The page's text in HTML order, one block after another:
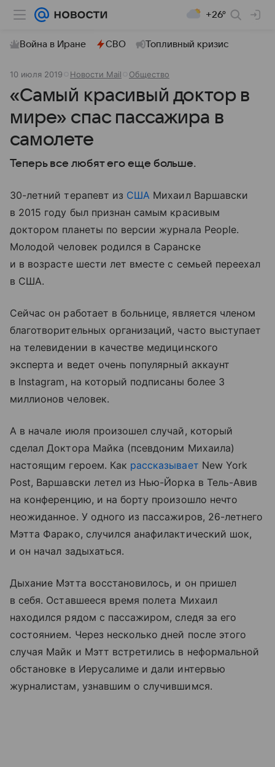
+26°
Война в Иране СВО Топливный кризис
10 июля 2019 Новости Mail Общество
«Самый красивый доктор в
мире» спас пассажира в
самолете
Теперь все любят его еще больше.
30-летний терапевт из США Михаил Варшавски
в 2015 году был признан самым красивым
доктором планеты по версии журнала People.
Молодой человек родился в Саранске
и в возрасте шести лет вместе с семьей переехал
в США.
Сейчас он работает в больнице, является членом
благотворительных организаций, часто выступает
на телевидении в качестве медицинского
эксперта и ведет очень популярный аккаунт
в Instagram, на который подписаны более 3
миллионов человек.
А в начале июля произошел случай, который
сделал Доктора Майка (псевдоним Михаила)
настоящим героем. Как рассказывает New York
Post, Варшавски летел из Нью-Йорка в Тель-Авив
на конференцию, и на борту произошло нечто
неожиданное. У одного из пассажиров, 26-летнего
Мэтта Фарако, случился анафилактический шок,
и он начал задыхаться.
Дыхание Мэтта восстановилось, и он пришел
в себя. Оставшееся время полета Михаил
находился рядом с пассажиром, следя за его
состоянием. Через несколько дней после этого
случая Майк и Мэтт встретились в неформальной
обстановке в Иерусалиме и дали интервью
журналистам, узнавшим о случившимся.